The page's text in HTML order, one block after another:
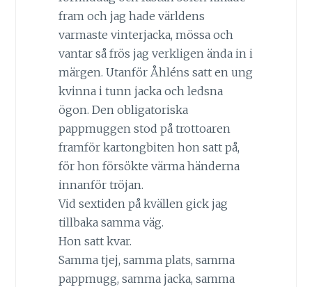
fram och jag hade världens
varmaste vinterjacka, mössa och
vantar så frös jag verkligen ända in i
märgen. Utanför Åhléns satt en ung
kvinna i tunn jacka och ledsna
ögon. Den obligatoriska
pappmuggen stod på trottoaren
framför kartongbiten hon satt på,
för hon försökte värma händerna
innanför tröjan.
Vid sextiden på kvällen gick jag
tillbaka samma väg.
Hon satt kvar.
Samma tjej, samma plats, samma
pappmugg, samma jacka, samma